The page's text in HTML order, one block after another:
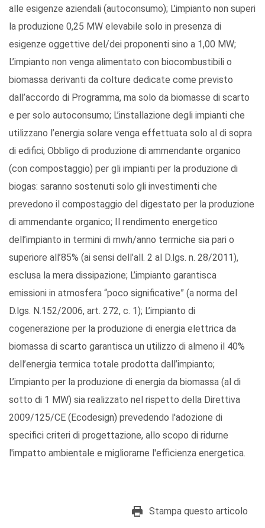
alle esigenze aziendali (autoconsumo); L’impianto non superi
la produzione 0,25 MW elevabile solo in presenza di
esigenze oggettive del/dei proponenti sino a 1,00 MW;
L’impianto non venga alimentato con biocombustibili o
biomassa derivanti da colture dedicate come previsto
dall’accordo di Programma, ma solo da biomasse di scarto
e per solo autoconsumo; L’installazione degli impianti che
utilizzano l’energia solare venga effettuata solo al di sopra
di edifici; Obbligo di produzione di ammendante organico
(con compostaggio) per gli impianti per la produzione di
biogas: saranno sostenuti solo gli investimenti che
prevedono il compostaggio del digestato per la produzione
di ammendante organico; Il rendimento energetico
dell’impianto in termini di mwh/anno termiche sia pari o
superiore all’85% (ai sensi dell’all. 2 al D.lgs. n. 28/2011),
esclusa la mera dissipazione; L’impianto garantisca
emissioni in atmosfera “poco significative” (a norma del
D.lgs. N.152/2006, art. 272, c. 1); L’impianto di
cogenerazione per la produzione di energia elettrica da
biomassa di scarto garantisca un utilizzo di almeno il 40%
dell’energia termica totale prodotta dall’impianto;
L’impianto per la produzione di energia da biomassa (al di
sotto di 1 MW) sia realizzato nel rispetto della Direttiva
2009/125/CE (Ecodesign) prevedendo l'adozione di
specifici criteri di progettazione, allo scopo di ridurne
l'impatto ambientale e migliorarne l'efficienza energetica.
Stampa questo articolo